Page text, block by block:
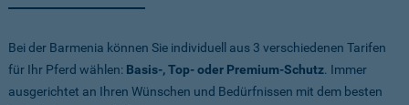
Bei der Barmenia können Sie individuell aus 3 verschiedenen Tarifen
für Ihr Pferd wählen: Basis-, Top- oder Premium-Schutz. Immer
ausgerichtet an Ihren Wünschen und Bedürfnissen mit dem besten